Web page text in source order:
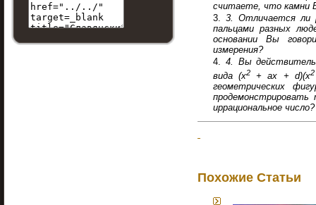
считаете, что камни
3. Отличается ли
пальцами разных
основании Вы
измерения?
4. Вы
вида (x2 +ax +d)(x
геометрических
продемонстрировать
иррациональное число?
Похожие Статьи